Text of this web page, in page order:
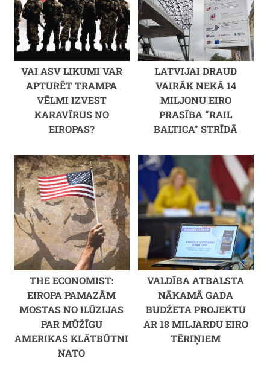
VAI ASV LIKUMI VAR
APTURĒT TRAMPA
VĒLMI IZVEST
KARAVĪRUS NO
EIROPAS?
LATVIJAI DRAUD
VAIRĀK NEKĀ 14
MILJONU EIRO
PRASĪBA “RAIL
BALTICA” STRĪDĀ
THE ECONOMIST:
EIROPA PAMAZĀM
MOSTAS NO ILŪZIJAS
PAR MŪŽĪGU
AMERIKAS KLĀTBŪTNI
NATO
VALDĪBA ATBALSTA
NĀKAMĀ GADA
BUDŽETA PROJEKTU
AR 18 MILJARDU EIRO
TĒRIŅIEM